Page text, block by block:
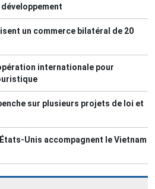
un commerce bilatéral de 20
internationale pour
sur plusieurs projets de loi et
Unis accompagnent le Vietnam